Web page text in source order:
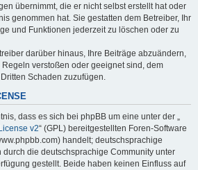
übernimmt, die er nicht selbst erstellt hat oder
genommen hat. Sie gestatten dem Betreiber, Ihr
und Funktionen jederzeit zu löschen oder zu
darüber hinaus, Ihre Beiträge abzuändern,
verstoßen oder geeignet sind, dem
Schaden zuzufügen.
dass es sich bei phpBB um eine unter der „
v2“ (GPL) bereitgestellten Foren-Software
handelt; deutschsprachige
durch die deutschsprachige Community unter
gestellt. Beide haben keinen Einfluss auf